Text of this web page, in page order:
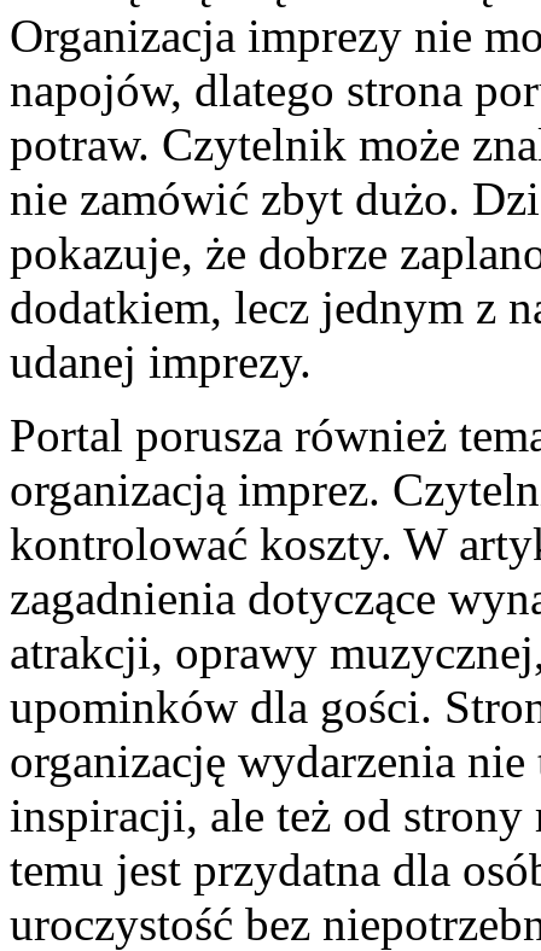
Organizacja imprezy nie
napojów, dlatego strona
potraw. Czytelnik może
nie zamówić zbyt dużo.
pokazuje, że dobrze
dodatkiem, lecz jednym z
udanej imprezy.
Portal porusza również
organizacją imprez.
kontrolować koszty. W
zagadnienia dotyczące
atrakcji, oprawy
upominków dla gości.
organizację wydarzenia
inspiracji, ale też od
temu jest przydatna dla
uroczystość bez